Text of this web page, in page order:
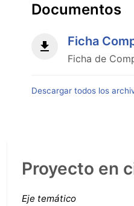
Documentos
Ficha
Ficha de
Descargar todos los
Proyecto en
Eje temático